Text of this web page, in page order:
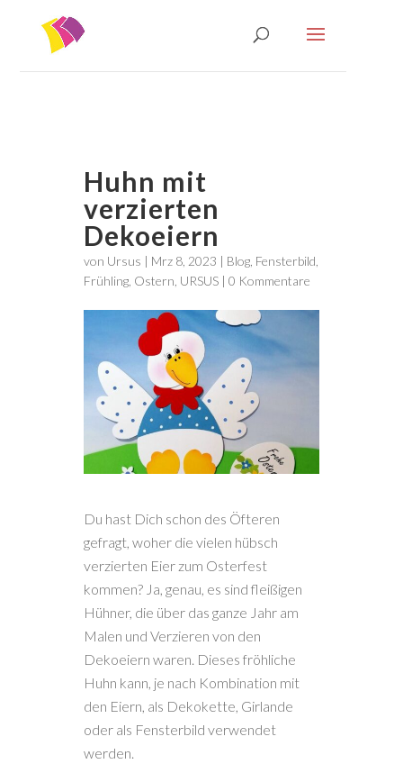
Huhn mit
verzierten
Dekoeiern
von Ursus | Mrz 8, 2023 | Blog, Fensterbild
Frühling, Ostern URSUS| 0 Kommentare
Du hast Dich schon des Öfteren
gefragt, woher die vielen hübsch
verzierten Eier zum Osterfest
kommen? Ja, genau, es sind fleißigen
Hühner, die über das ganze Jahr am
Malen und Verzieren von den
Dekoeiern waren. Dieses fröhliche
Huhn kann, je nach Kombination mit
den Eiern, als Dekokette, Girlande
oder als Fensterbild verwendet
werden.